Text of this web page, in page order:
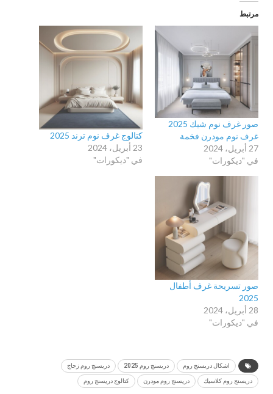
مرتبط
صور غرف نوم شيك 2025
غرف نوم مودرن فخمة
27 أبريل، 2024
في "ديكورات"
كتالوج غرف نوم ترند 2025
23 أبريل، 2024
في "ديكورات"
صور تسريحة غرف أطفال
2025
28 أبريل، 2024
في "ديكورات"
اشكال دريسنج روم دريسنج روم 2025 دريسنج روم زجاج
دريسنج روم كلاسيك دريسنج روم مودرن كتالوج دريسنج روم